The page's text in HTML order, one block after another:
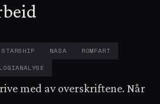
STARSHIP NASA
ROMFART
med av overskriftene. Når